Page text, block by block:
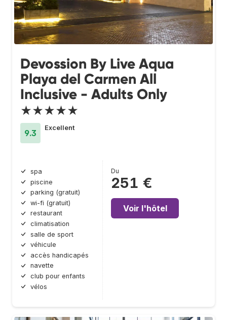
Devossion By Live Aqua
Playa del Carmen All
Inclusive - Adults Only
★★★★★
9.3
Excellent
spa
piscine
parking (gratuit)
wi-fi (gratuit)
restaurant
climatisation
salle de sport
véhicule
accès handicapés
navette
club pour enfants
vélos
Du
251 €
Voir l'hôtel